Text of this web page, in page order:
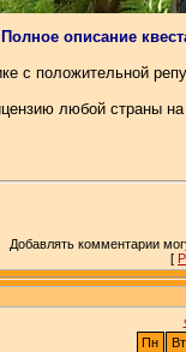
Полное описание
с положительной
любой страны
Добавлять комментарии
[
Пн
Вт